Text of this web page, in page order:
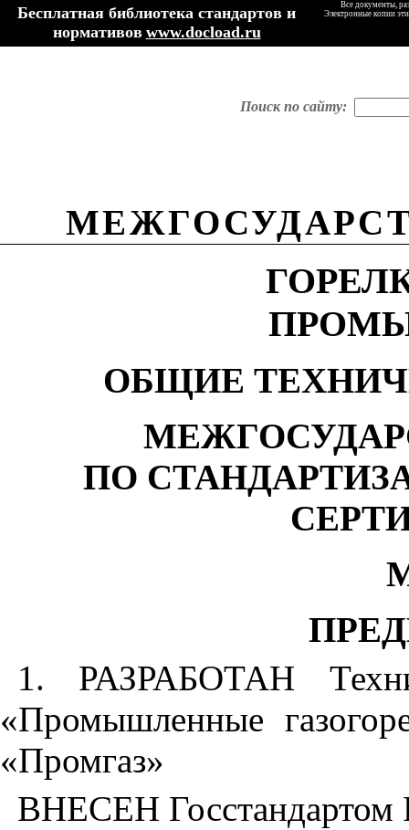
Бесплатная библиотека стандартов и
нормативов www.docload.ru
Все документы,
Электронные копии
Поиск по сайту:
ОБЩИЕ
ПО
1. РАЗРАБОТАН
«Промышленные
«Промгаз»
ВНЕСЕН Госстандартом